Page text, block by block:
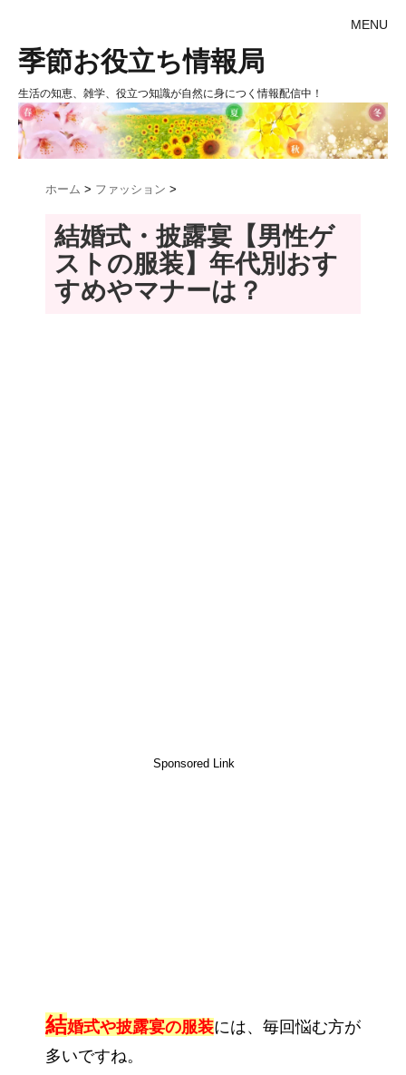
MENU
季節お役立ち情報局
生活の知恵、雑学、役立つ知識が自然に身につく情報配信中！
ホーム > ファッション >
結婚式・披露宴【男性ゲ
ストの服装】年代別おす
すめやマナーは？
Sponsored Link
結婚式や披露宴の服装には、毎回悩む方が
多いですね。